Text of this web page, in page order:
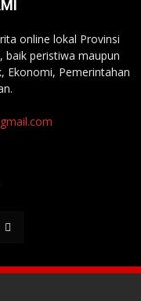
online lokal Provinsi
baik peristiwa maupun
Ekonomi, Pemerintahan